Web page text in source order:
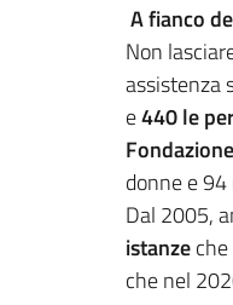
A fianco
Non
assistenza
e440 le
Fondazione
donne e
Dal 2005,
istanze
che nel